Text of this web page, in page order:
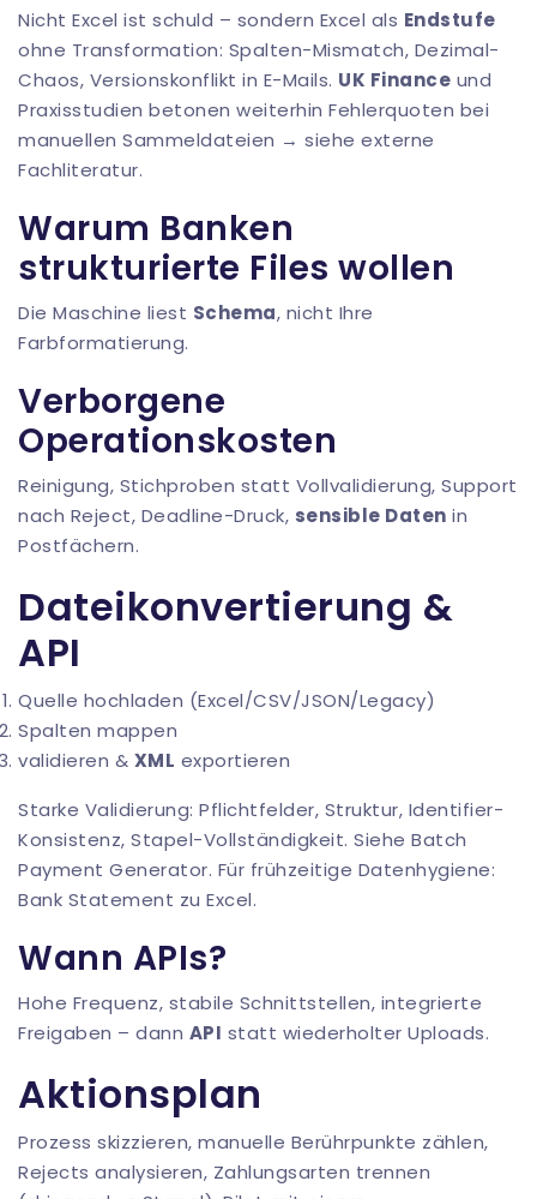
Nicht Excel ist schuld – sondern Excel als Endstufe
ohne Transformation: Spalten-Mismatch, Dezimal-
Chaos, Versionskonflikt in E-Mails. UK Finance und
Praxisstudien betonen weiterhin Fehlerquoten bei
manuellen Sammeldateien → siehe externe
Fachliteratur.
Warum Banken
strukturierte Files wollen
Die Maschine liest Schema, nicht Ihre
Farbformatierung.
Verborgene
Operationskosten
Reinigung, Stichproben statt Vollvalidierung, Support
nach Reject, Deadline-Druck, sensible Daten in
Postfächern.
Dateikonvertierung &
API
Quelle hochladen (Excel/CSV/JSON/Legacy)
Spalten mappen
validieren & XML exportieren
Starke Validierung: Pflichtfelder, Struktur, Identifier-
Konsistenz, Stapel-Vollständigkeit. Siehe Batch
Payment Generator. Für frühzeitige Datenhygiene:
Bank Statement zu Excel.
Wann APIs?
Hohe Frequenz, stabile Schnittstellen, integrierte
Freigaben – dann API statt wiederholter Uploads.
Aktionsplan
Prozess skizzieren, manuelle Berührpunkte zählen,
Rejects analysieren, Zahlungsarten trennen